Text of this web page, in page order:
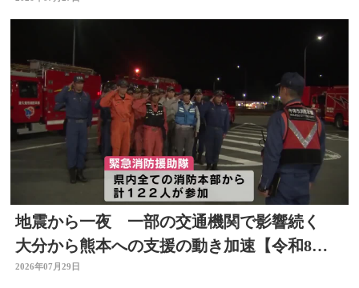
地震から一夜 一部の交通機関で影響続く
大分から熊本への支援の動き加速【令和8年
熊本地震】
2026年07月29日